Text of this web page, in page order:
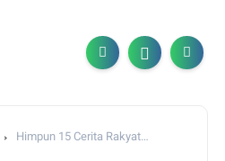
Himpun 15 Cerita Rakyat